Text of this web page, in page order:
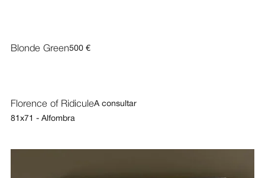
Blonde Green500 €
Florence of RidiculeA consultar
81x71 - Alfombra